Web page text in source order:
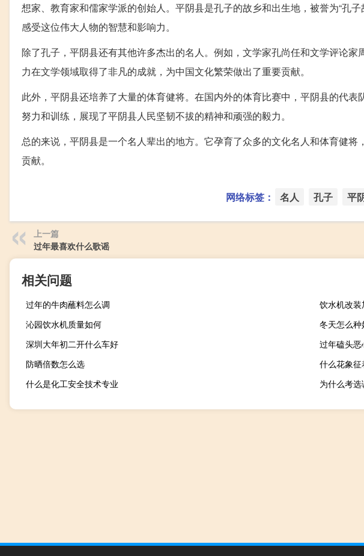
想家、教育家和儒家学派的创始人。平阴县是孔子的故乡和出生地，被誉为“孔
感受这位伟大人物的智慧和影响力。
除了孔子，平阴县还有其他许多杰出的名人。例如，文学家孔尚任和文学评论
力在文学领域取得了非凡的成就，为中国文化繁荣做出了重要贡献。
此外，平阴县还培养了大量的体育健将。在国内外的体育比赛中，平阴县的代
努力和训练，展现了平阴县人民坚韧不拔的精神和顽强的毅力。
总的来说，平阴县是一个名人辈出的地方。它孕育了众多的文化名人和体育健
贡献。
网络标签： 名人 孔子 平
上一篇
过年最喜欢什么歌谣
相关问题
过年的牛肉蘸料怎么调
饮水机改
沁园饮水机质量如何
冬天怎么
深圳大年初二开什么车好
过年磕头
防晒倍数怎么选
什么花象征
什么是化工安全技术专业
为什么考选